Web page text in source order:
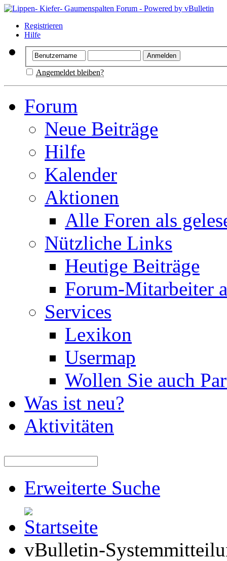
Registrieren
Hilfe
Angemeldet bleiben?
Forum
Neue Beiträge
Hilfe
Kalender
Aktionen
Alle Foren als
Nützliche Links
Heutige Beiträge
Forum-Mitarbeiter
Services
Lexikon
Usermap
Wollen Sie auch
Was ist neu?
Aktivitäten
Erweiterte Suche
vBulletin-